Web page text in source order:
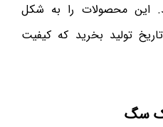
این محصولات را به شکل
تولید بخرید که کیفیت
سگ